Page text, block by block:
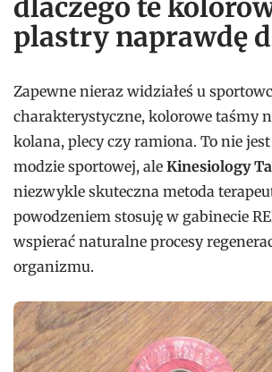
dlaczego te
plastry naprawdę
Zapewne nieraz widziałeś u
charakterystyczne, kolorowe taśmy
kolana, plecy czy ramiona. To nie
modzie sportowej, ale Kinesiology
niezwykle skuteczna metoda
powodzeniem stosuję w gabinecie
wspierać naturalne procesy
organizmu.